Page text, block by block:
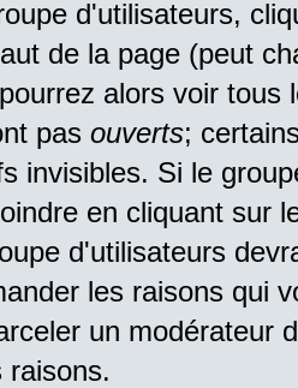
d'utilisateurs,
de la page (peut
alors voir tous
pas ouverts;
invisibles. Si le
en cliquant sur
d'utilisateurs
les raisons qui
un modérateur
raisons.